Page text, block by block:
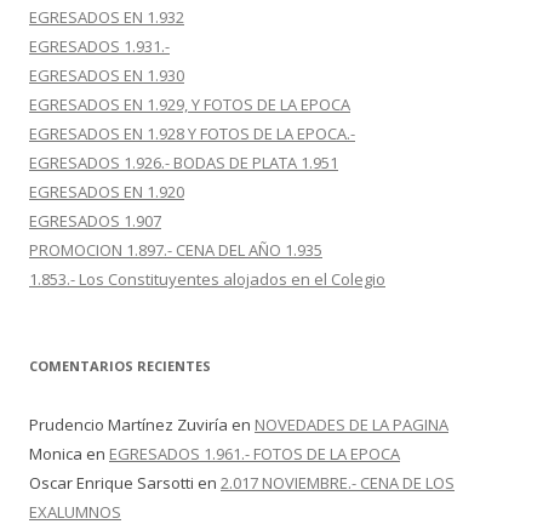
EGRESADOS EN 1.932
EGRESADOS 1.931.-
EGRESADOS EN 1.930
EGRESADOS EN 1.929, Y FOTOS DE LA EPOCA
EGRESADOS EN 1.928 Y FOTOS DE LA EPOCA.-
EGRESADOS 1.926.- BODAS DE PLATA 1.951
EGRESADOS EN 1.920
EGRESADOS 1.907
PROMOCION 1.897.- CENA DEL AÑO 1.935
1.853.- Los Constituyentes alojados en el Colegio
COMENTARIOS RECIENTES
Prudencio Martínez Zuviría en NOVEDADES DE LA PAGINA
Monica en EGRESADOS 1.961.- FOTOS DE LA EPOCA
Oscar Enrique Sarsotti en 2.017 NOVIEMBRE.- CENA DE LOS
EXALUMNOS